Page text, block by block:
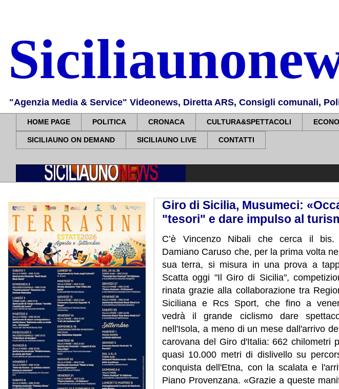
"Agenzia Media & Service" Videonews, Diretta ARS, Consigli comunali,
HOME PAGE POLITICA CRONACA CULTURA&SPETTACOLI
SICILIAUNO ON DEMAND SICILIAUNO LIVE CONTATTI
Giro di Sicilia, Musumeci:
"tesori" e dare impulso al
C’è Vincenzo Nibali che cerca il bis.
Damiano Caruso che, per la prima volta
sua terra, si misura in una prova a
Scatta oggi "Il Giro di Sicilia",
rinata grazie alla collaborazione tra
Siciliana e Rcs Sport, che fino a
vedrà il grande ciclismo dare
nell'Isola, a meno di un mese dall'arrivo
carovana del Giro d'Italia: 662 chilometri
quasi 10.000 metri di dislivello su
conquista dell'Etna, con la scalata e
Piano Provenzana. «Grazie a queste